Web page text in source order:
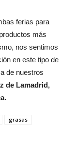
ferias para
más
nos sentimos
en este tipo de
de nuestros
de Lamadrid,
grasas